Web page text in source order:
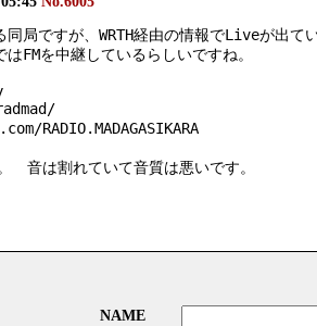
局ですが、WRTH経由の情報でLiveが出て
FMを中継しているらしいですね。
RADIO.MADAGASIKARA
　音は割れていて音質は悪いです。
NAME